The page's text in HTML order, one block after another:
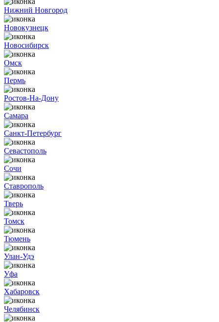
Нижний Новгород
Новокузнецк
Новосибирск
Омск
Пермь
Ростов-На-Дону
Самара
Санкт-Петербург
Севастополь
Сочи
Ставрополь
Тверь
Томск
Тюмень
Улан-Удэ
Уфа
Хабаровск
Челябинск